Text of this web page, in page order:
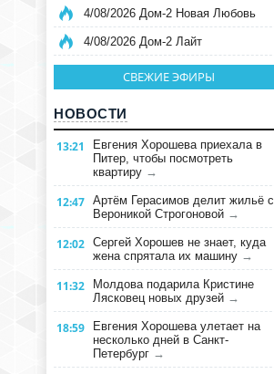
4/08/2026 Дом-2 Новая Любовь
4/08/2026 Дом-2 Лайт
СВЕЖИЕ ЭФИРЫ
НОВОСТИ
13:21
Евгения Хорошева приехала в
Питер, чтобы посмотреть
квартиру →
12:47 Артём Герасимов делит жильё с
Вероникой Строгоновой →
12:02 Сергей Хорошев не знает, куда
жена спрятала их машину →
11:32
Молдова подарила Кристине
Лясковец новых друзей →
18:59
Евгения Хорошева улетает на
несколько дней в Санкт-
Петербург →